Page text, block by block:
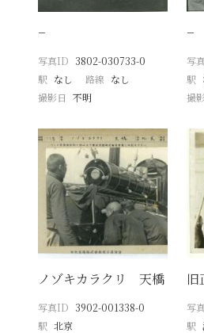
−
写真ID 3802-030733-0
駅 なし 路線 なし
撮影日
不明
−
写
駅
撮
ノゾキカラクリ 天橋
写真ID 3902-001338-0
駅 北京
旧
写
駅